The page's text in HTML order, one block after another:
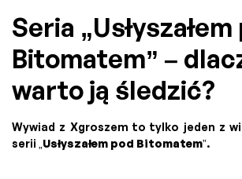
Seria „Usłyszałem
Bitomatem” –
warto ją śledzić?
Wywiad z Xgroszem to tylko jeden z
serii „ Usłyszałem pod Bitomatem”.